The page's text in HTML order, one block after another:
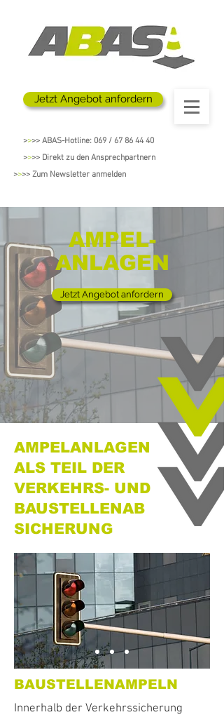
Jetzt Angebot anfordern
>>>> ABAS-Hotline: 069 / 67 86 44 40
>>>> Direkt zu den Ansprechpartnern
>>>> Zum Newsletter anmelden
AMPEL-
ANLAGEN
Jetzt Angebot anfordern
AMPELANLAGEN
ALS TEIL DER
VERKEHRS- UND
BAUSTELLENAB
SICHERUNG
BAUSTELLENAMPELN
Innerhalb der Verkehrssicherung